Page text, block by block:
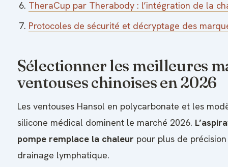
TheraCup par Therabody : l’intégration de la
Protocoles de sécurité et décryptage des
Sélectionner les meilleures
ventouses chinoises en 2026
Les ventouses Hansol en polycarbonate et les
silicone médical dominent le marché 2026.
pompe remplace la chaleur pour plus de
drainage lymphatique.